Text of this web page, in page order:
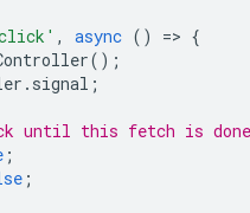
, async () => {
();
. signal ;
until this fetch is done
;
;